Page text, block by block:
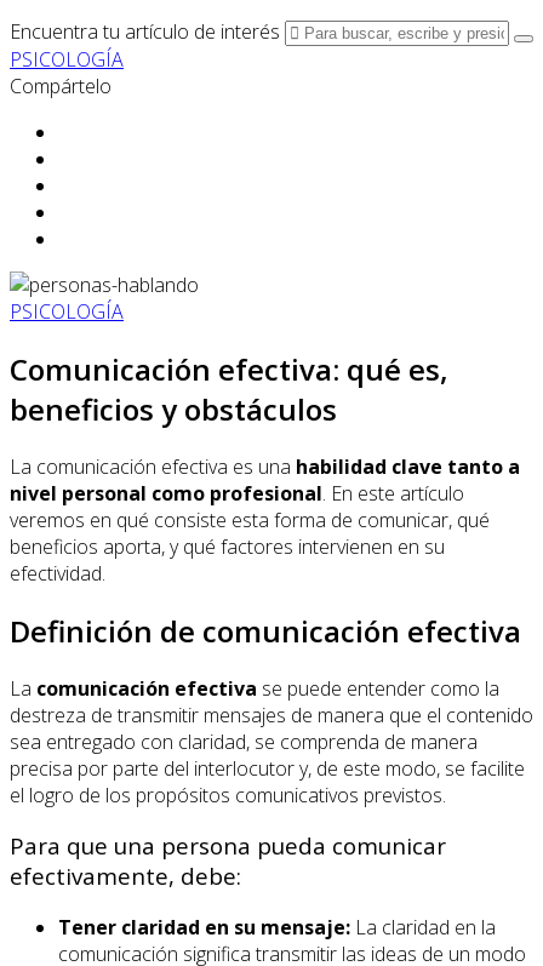
Encuentra tu artículo de interés
PSICOLOGÍA
Compártelo
PSICOLOGÍA
Comunicación efectiva: qué es,
beneficios y obstáculos
La comunicación efectiva es una habilidad clave tanto a
nivel personal como profesional. En este artículo
veremos en qué consiste esta forma de comunicar, qué
beneficios aporta, y qué factores intervienen en su
efectividad.
Definición de comunicación efectiva
La comunicación efectiva se puede entender como la
destreza de transmitir mensajes de manera que el contenido
sea entregado con claridad, se comprenda de manera
precisa por parte del interlocutor y, de este modo, se facilite
el logro de los propósitos comunicativos previstos.
Para que una persona pueda comunicar
efectivamente, debe:
Tener claridad en su mensaje: La claridad en la
comunicación significa transmitir las ideas de un modo